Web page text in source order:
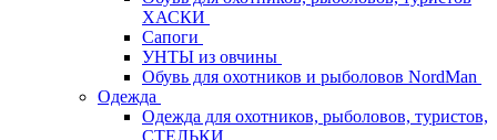
ХАСКИ
Сапоги
УНТЫ из овчины
Обувь для охотников и рыболовов NordMan
Одежда
Одежда для охотников, рыболовов, туристов,
СТЕЛЬКИ